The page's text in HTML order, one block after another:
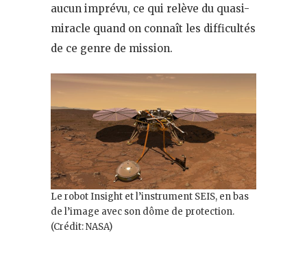
aucun imprévu, ce qui relève du quasi-
miracle quand on connaît les difficultés
de ce genre de mission.
Le robot Insight et l’instrument SEIS, en bas
de l’image avec son dôme de protection.
(Crédit: NASA)